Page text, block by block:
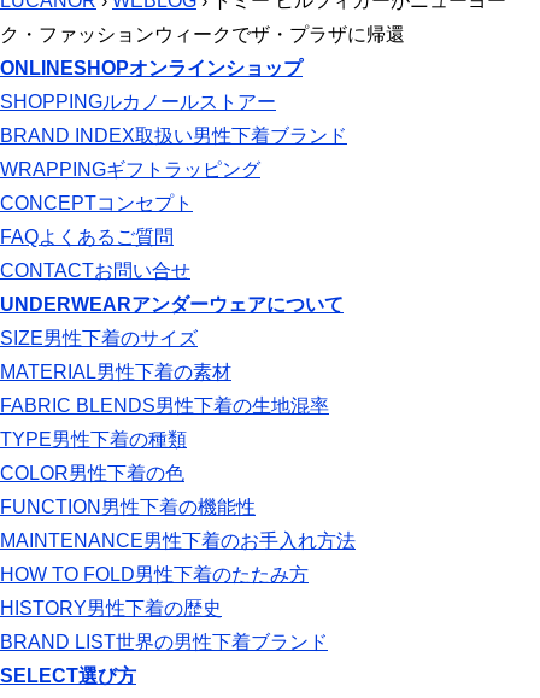
ク・ファッションウィークでザ・プラザに帰還
ONLINESHOPオンラインショップ
SHOPPINGルカノールストアー
BRAND INDEX取扱い男性下着ブランド
WRAPPINGギフトラッピング
CONCEPTコンセプト
FAQよくあるご質問
CONTACTお問い合せ
UNDERWEARアンダーウェアについて
SIZE男性下着のサイズ
MATERIAL男性下着の素材
FABRIC BLENDS男性下着の生地混率
TYPE男性下着の種類
COLOR男性下着の色
FUNCTION 男性下着の機能性
MAINTENANCE男性下着のお手入れ方法
HOW TO FOLD男性下着のたたみ方
HISTORY男性下着の歴史
BRAND LIST世界の男性下着ブランド
SELECT選び方